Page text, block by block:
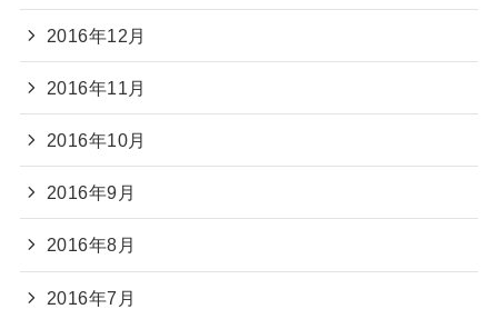
2016年12月
2016年11月
2016年10月
2016年9月
2016年8月
2016年7月